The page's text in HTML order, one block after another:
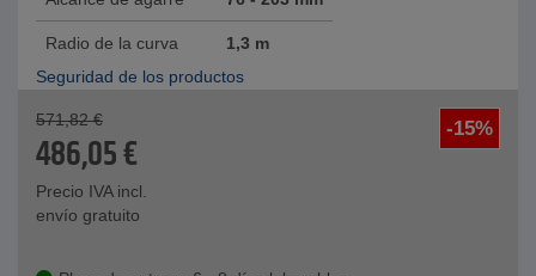
Radio de la curva
1,3 m
Seguridad de los productos
-15%
571,82 €
486,05€
Precio IVA incl.
envío gratuito